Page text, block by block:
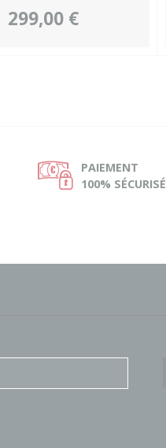
299,00 €
Ø PAIEMENT
100% SÉCURISÉ